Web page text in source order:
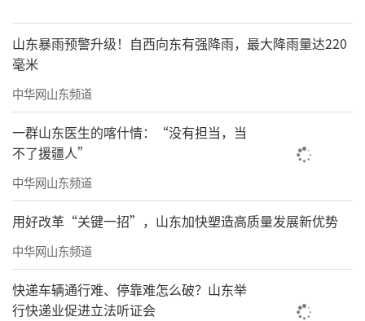
山东暴雨预警升级！自西向东有强降雨，最大降雨量达220
毫米
中华网山东频道
一群山东医生的喀什情：“没有担当，当
不了援疆人”
中华网山东频道
用好改革“关键一招”，山东加快塑造高质量发展新优势
中华网山东频道
快递车辆通行难、停靠难怎么破？山东举
行快递业促进立法听证会